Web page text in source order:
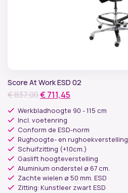
Score At Work ESD 02
€837,00Oorspronkelijke
prijs
was:
€ 837,00.
€ 711,45
prijs
€ 711,45.
Werkbladhoogte 90 - 115 cm
Incl. voetenring
Conform de ESD-norm
Rughoogte- en rughoekverstelling
Schuifzitting (+10cm.)
Gaslift hoogteverstelling
Aluminium onderstel ø 67 cm.
Zachte wielen ø 50 mm. ESD
Zitting: Kunstleer zwart ESD